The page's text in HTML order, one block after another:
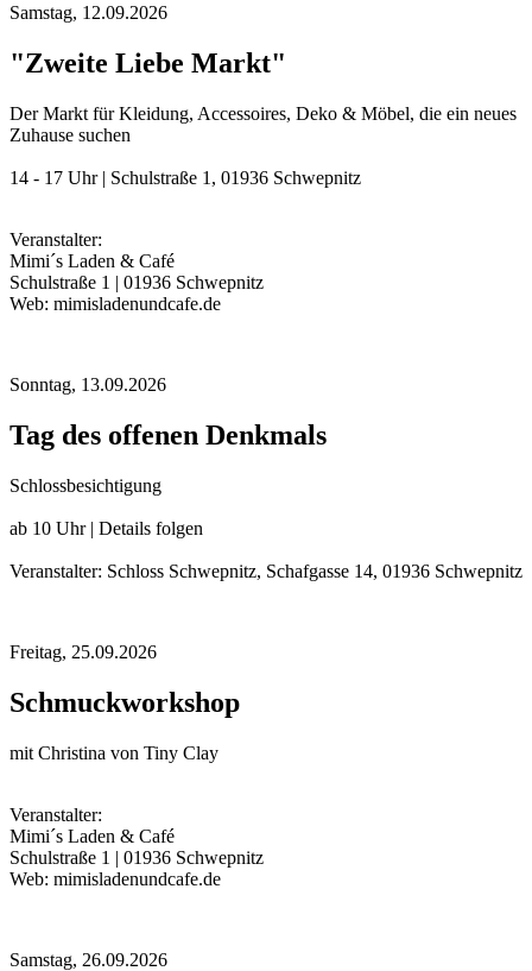
Samstag, 12.09.2026
"Zweite Liebe Markt"
Der Markt für Kleidung, Accessoires, Deko & Möbel, die ein neues
Zuhause suchen
14 - 17 Uhr | Schulstraße 1, 01936 Schwepnitz
Veranstalter:
Mimi´s Laden & Café
Schulstraße 1 | 01936 Schwepnitz
Web: mimisladenundcafe.de
Sonntag, 13.09.2026
Tag des offenen Denkmals
Schlossbesichtigung
ab 10 Uhr | Details folgen
Veranstalter: Schloss Schwepnitz, Schafgasse 14, 01936 Schwepnitz
Freitag, 25.09.2026
Schmuckworkshop
mit Christina von Tiny Clay
Veranstalter:
Mimi´s Laden & Café
Schulstraße 1 | 01936 Schwepnitz
Web: mimisladenundcafe.de
Samstag, 26.09.2026